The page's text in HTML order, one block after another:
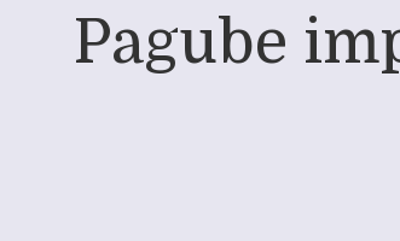
Pagube